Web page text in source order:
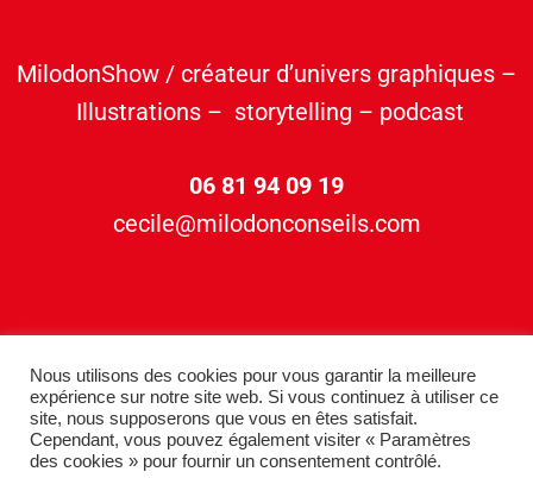
MilodonShow / créateur d’univers graphiques –
Illustrations – storytelling – podcast
06 81 94 09 19
cecile@milodonconseils.com
Nous utilisons des cookies pour vous garantir la meilleure
expérience sur notre site web. Si vous continuez à utiliser ce
site, nous supposerons que vous en êtes satisfait.
Cependant, vous pouvez également visiter « Paramètres
des cookies » pour fournir un consentement contrôlé.